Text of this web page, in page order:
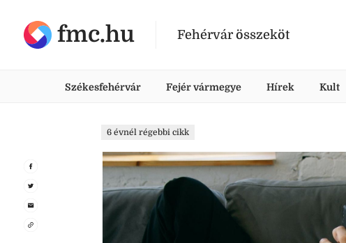
fmc.hu Fehérvár összeköt
Székesfehérvár Fejér vármegye Hírek Kult
6 évnél régebbi cikk